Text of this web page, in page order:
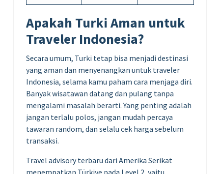
Apakah Turki Aman untuk
Traveler Indonesia?
Secara umum, Turki tetap bisa menjadi destinasi
yang aman dan menyenangkan untuk traveler
Indonesia, selama kamu paham cara menjaga diri.
Banyak wisatawan datang dan pulang tanpa
mengalami masalah berarti. Yang penting adalah
jangan terlalu polos, jangan mudah percaya
tawaran random, dan selalu cek harga sebelum
transaksi.
Travel advisory terbaru dari Amerika Serikat
menempatkan Türkiye pada Level 2, yaitu